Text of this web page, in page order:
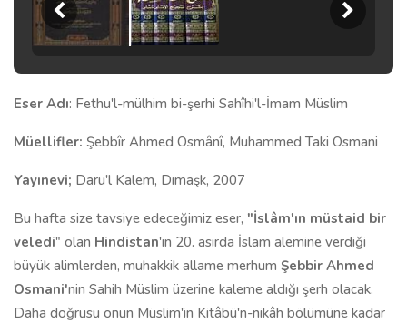
Eser Adı: Fethu'l-mülhim bi-şerhi Sahîhi'l-İmam Müslim
Müellifler: Şebbîr Ahmed Osmânî, Muhammed Taki Osmani
Yayınevi; Daru'l Kalem, Dımaşk, 2007
Bu hafta size tavsiye edeceğimiz eser, "İslâm'ın müstaid bir
veledi" olan Hindistan'ın 20. asırda İslam alemine verdiği
büyük alimlerden, muhakkik allame merhum Şebbir Ahmed
Osmani'nin Sahih Müslim üzerine kaleme aldığı şerh olacak.
Daha doğrusu onun Müslim'in Kitâbü'n-nikâh bölümüne kadar